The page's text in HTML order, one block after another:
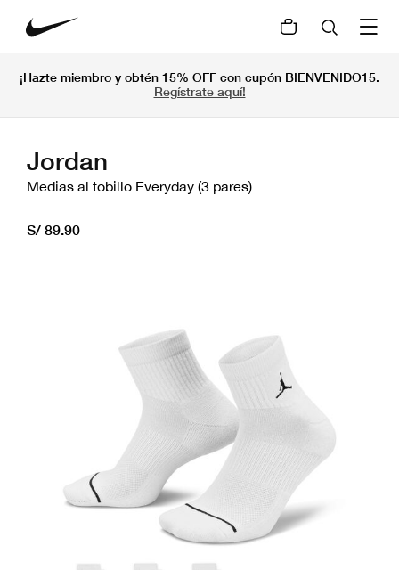
¡Hazte miembro y obtén 15% OFF con cupón BIENVENIDO15.
Regístrate aquí!
Jordan
Medias al tobillo Everyday (3 pares)
S/ 89.90